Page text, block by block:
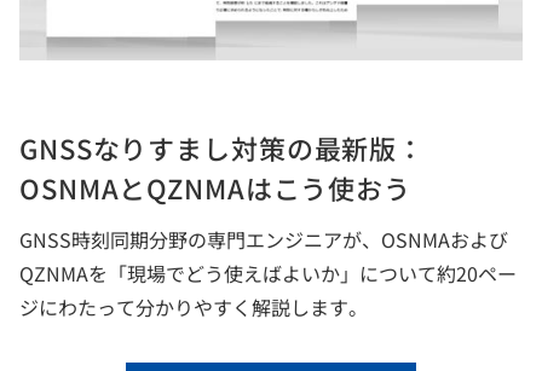
GNSSなりすまし対策の最新版：
OSNMAとQZNMAはこう使おう
GNSS時刻同期分野の専門エンジニアが、OSNMAおよび
QZNMAを「現場でどう使えばよいか」について約20ペー
ジにわたって分かりやすく解説します。